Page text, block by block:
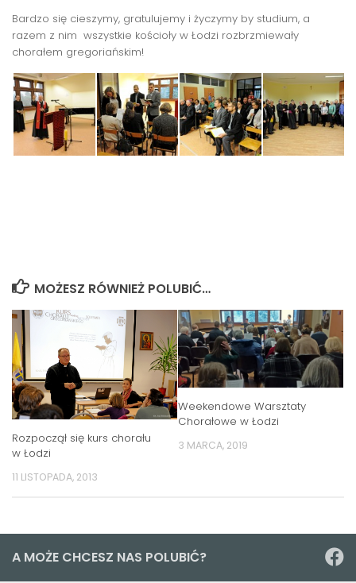
Bardzo się cieszymy, gratulujemy i życzymy by studium, a
razem z nim wszystkie kościoły w Łodzi rozbrzmiewały
chorałem gregoriańskim!
MOŻESZ RÓWNIEŻ POLUBIĆ…
Rozpoczął się kurs chorału
w Łodzi
11 LISTOPADA, 2013
Weekendowe Warsztaty
Chorałowe w Łodzi
3 MARCA, 2019
A MOŻE CHCESZ NAS POLUBIĆ?